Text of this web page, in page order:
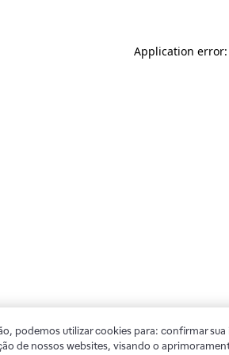
Application
podemos utilizar cookies para: confirmar
de nossos websites, visando o